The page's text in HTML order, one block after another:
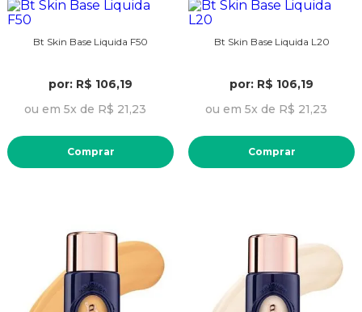
Bt Skin Base Liquida F50
por: R$ 106,19
ou em 5x de R$ 21,23
Comprar
Bt Skin Base Liquida L20
por: R$ 106,19
ou em 5x de R$ 21,23
Comprar